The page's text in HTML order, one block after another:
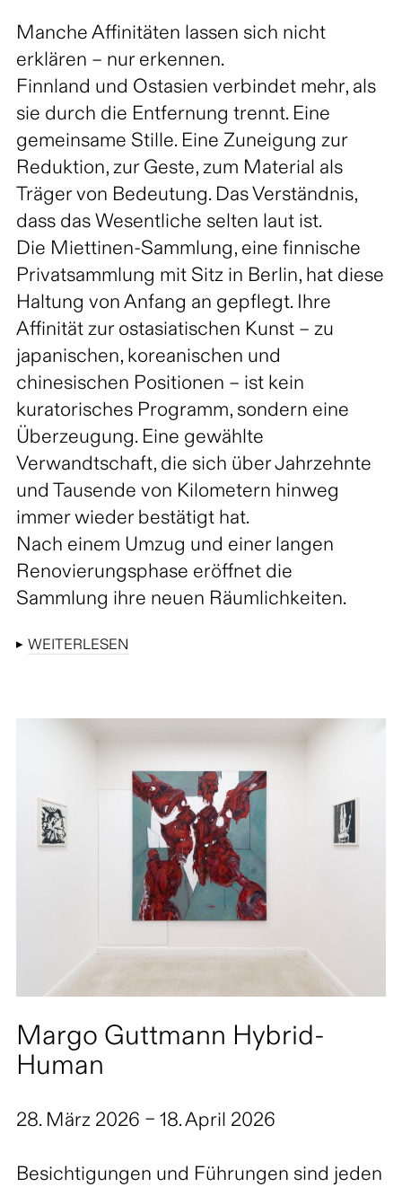
Manche Affinitäten lassen sich nicht
erklären – nur erkennen.
Finnland und Ostasien verbindet mehr, als
sie durch die Entfernung trennt. Eine
gemeinsame Stille. Eine Zuneigung zur
Reduktion, zur Geste, zum Material als
Träger von Bedeutung. Das Verständnis,
dass das Wesentliche selten laut ist.
Die Miettinen-Sammlung, eine finnische
Privatsammlung mit Sitz in Berlin, hat diese
Haltung von Anfang an gepflegt. Ihre
Affinität zur ostasiatischen Kunst – zu
japanischen, koreanischen und
chinesischen Positionen – ist kein
kuratorisches Programm, sondern eine
Überzeugung. Eine gewählte
Verwandtschaft, die sich über Jahrzehnte
und Tausende von Kilometern hinweg
immer wieder bestätigt hat.
Nach einem Umzug und einer langen
Renovierungsphase eröffnet die
Sammlung ihre neuen Räumlichkeiten.
▸ WEITERLESEN
Margo Guttmann Hybrid-
Human
28. März 2026 – 18. April 2026
Besichtigungen und Führungen sind jeden